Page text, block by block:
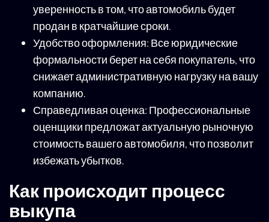
уверенность в том, что автомобиль будет
продан в кратчайшие сроки.
Удобство оформления: Все юридические
формальности берет на себя покупатель, что
снижает административную нагрузку на вашу
компанию.
Справедливая оценка: Профессиональные
оценщики предложат актуальную рыночную
стоимость вашего автомобиля, что позволит
избежать убытков.
Как происходит процесс
выкупа